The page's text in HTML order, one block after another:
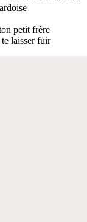
petit frère
laisser fuir